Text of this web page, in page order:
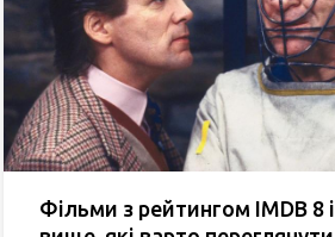
Фільми з рейтингом IMDB 8 і